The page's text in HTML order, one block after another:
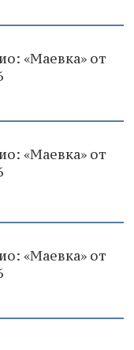
«Маевка» от
«Маевка» от
«Маевка» от